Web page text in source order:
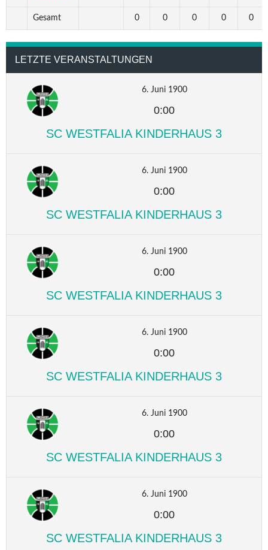
Gesamt 0 0 0 0 0
LETZTE VERANSTALTUNGEN
6. Juni 1900
0:00
SC WESTFALIA KINDERHAUS 3
6. Juni 1900
0:00
SC WESTFALIA KINDERHAUS 3
6. Juni 1900
0:00
SC WESTFALIA KINDERHAUS 3
6. Juni 1900
0:00
SC WESTFALIA KINDERHAUS 3
6. Juni 1900
0:00
SC WESTFALIA KINDERHAUS 3
6. Juni 1900
0:00
SC WESTFALIA KINDERHAUS 3